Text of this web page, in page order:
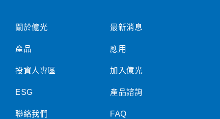
關於億光
產品
投資人專區
ESG
聯絡我們
最新消息
應用
加入億光
產品諮詢
FAQ